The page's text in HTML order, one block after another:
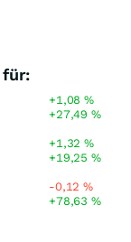
für:
+1,08%
+27,49%
+1,32%
+19,25%
-0,12%
+78,63%